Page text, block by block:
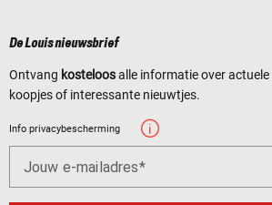
De Louis nieuwsbrief
Ontvang kosteloosalle informatie over
koopjes of interessante nieuwtjes.
Info privacybescherming
Jouw e-mailadres